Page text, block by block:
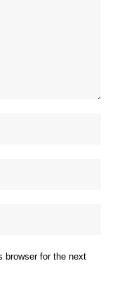
browser for the next